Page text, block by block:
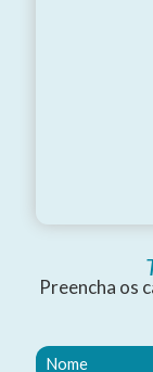
Preencha os